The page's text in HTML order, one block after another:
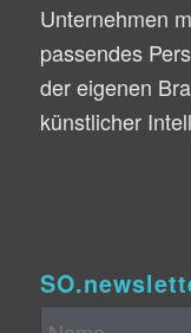
Unternehmen
passendes
der eigenen
künstlicher